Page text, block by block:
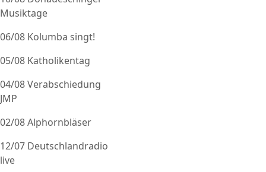
Musiktage
06/08 Kolumba singt!
05/08 Katholikentag
04/08 Verabschiedung
JMP
02/08 Alphornbläser
12/07 Deutschlandradio
live